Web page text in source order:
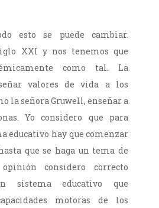
esto se puede cambiar.
XXI y nos tenemos que
como tal. La
valores de vida a los
la señora Gruwell, enseñar a
Yo considero que para
educativo hay que comenzar
que se haga un tema de
considero correcto
sistema educativo que
motoras de los